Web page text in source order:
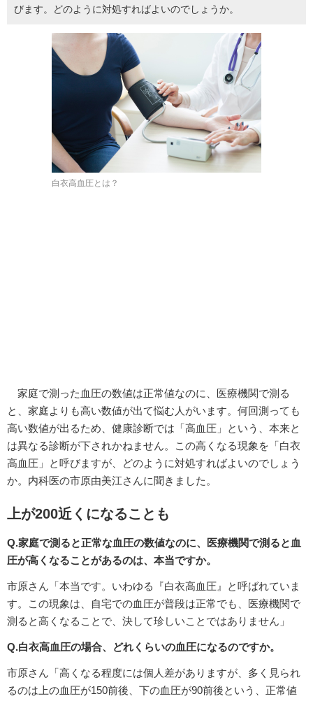
びます。どのように対処すればよいのでしょうか。
白衣高血圧とは？
家庭で測った血圧の数値は正常値なのに、医療機関で測る
と、家庭よりも高い数値が出て悩む人がいます。何回測っても
高い数値が出るため、健康診断では「高血圧」という、本来と
は異なる診断が下されかねません。この高くなる現象を「白衣
高血圧」と呼びますが、どのように対処すればよいのでしょう
か。内科医の市原由美江さんに聞きました。
上が200近くになることも
Q.家庭で測ると正常な血圧の数値なのに、医療機関で測ると血
圧が高くなることがあるのは、本当ですか。
市原さん「本当です。いわゆる『白衣高血圧』と呼ばれていま
す。この現象は、自宅での血圧が普段は正常でも、医療機関で
測ると高くなることで、決して珍しいことではありません」
Q.白衣高血圧の場合、どれくらいの血圧になるのですか。
市原さん「高くなる程度には個人差がありますが、多く見られ
るのは上の血圧が150前後、下の血圧が90前後という、正常値